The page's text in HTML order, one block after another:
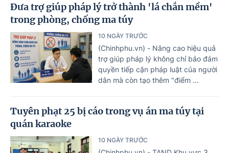
Đưa trợ giúp pháp lý trở thành 'lá chắn mềm'
trong phòng, chống ma túy
10 NGÀY TRƯỚC
(Chinhphu.vn) - Nâng cao hiệu quả
trợ giúp pháp lý không chỉ bảo đảm
quyền tiếp cận pháp luật của người
dân mà còn tạo thêm "điểm ...
Tuyên phạt 25 bị cáo trong vụ án ma túy tại
quán karaoke
10 NGÀY TRƯỚC